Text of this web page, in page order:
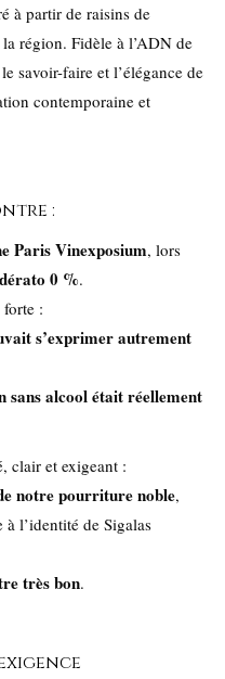
à partir de raisins de
région. Fidèle à l’ADN de
savoir-faire et l’élégance de
contemporaine et
:
Paris Vinexposium, lors
0 %.
:
s’exprimer autrement
alcool était réellement
clair et exigeant :
notre pourriture noble,
à l’identité de Sigalas
très bon.